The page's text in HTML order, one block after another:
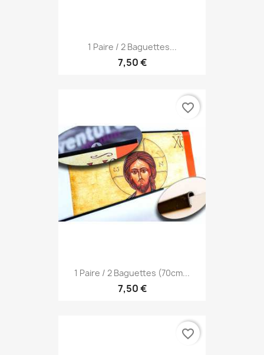
1 Paire / 2 Baguettes...
7,50 €
1 Paire / 2 Baguettes (70cm...
7,50 €
favorite_border
favorite_border